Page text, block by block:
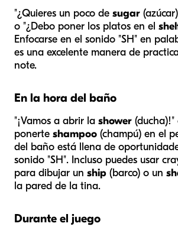
"¿Quieres un poco de sugar
o "¿Debo poner los platos en el
Enfocarse en el sonido "SH" en
es una excelente manera de
note.
En la hora del baño
"¡Vamos a abrir la shower (ducha)!"
ponerte shampoo (champú) en el
del baño está llena de
sonido "SH". Incluso puedes usar
para dibujar un ship (barco) o un
la pared de la tina.
Durante el juego